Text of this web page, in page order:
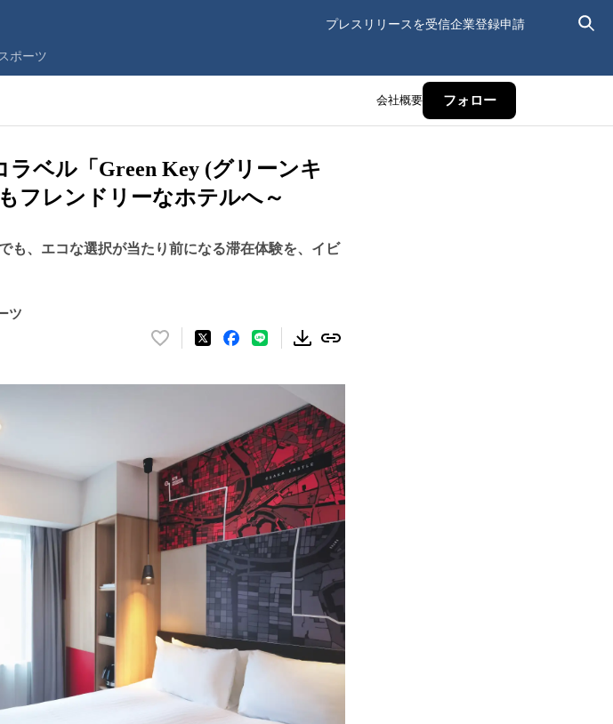
プレスリリースを受信企業登録申請
ポーツ
会社概要 フォロー
ラベル「Green Key (グリーンキ
フレンドリーなホテルへ～
も、エコな選択が当たり前になる滞在体験を、イビ
ツ
い
ね
読
み
込
み
中
で